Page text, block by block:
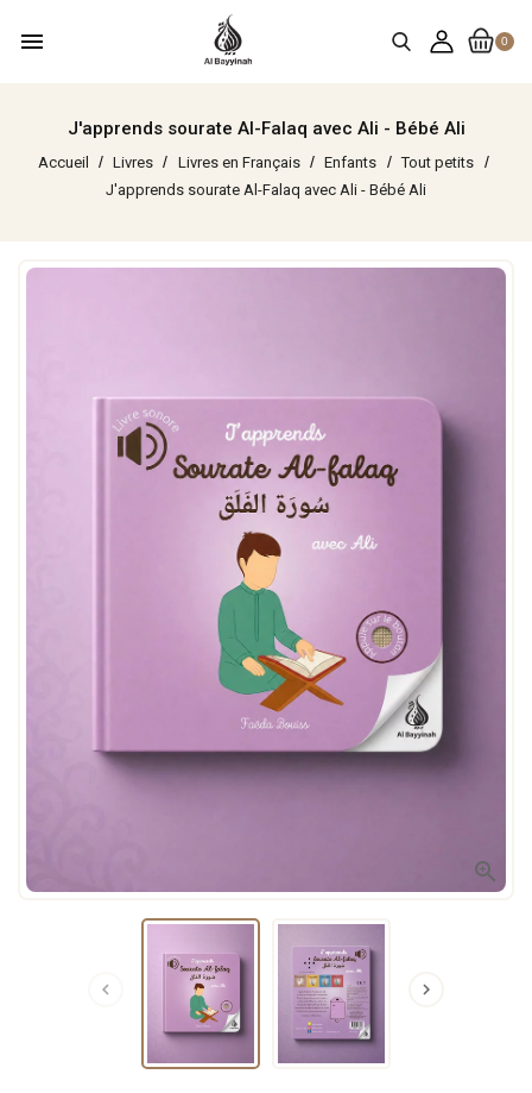
0
menu
J'apprends sourate Al-Falaq avec Ali - Bébé Ali
Accueil Livres Livres en Français Enfants
Tout petits
J'apprends sourate Al-Falaq avec Ali - Bébé Ali

 